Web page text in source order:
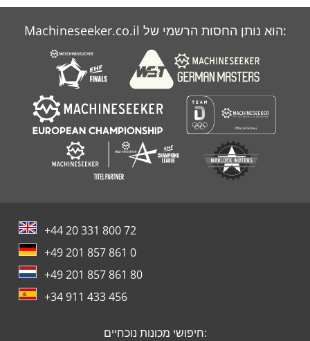
Machineseeker.co.il הוא נותן החסות הרשמי של:
+44 20 331 800 72
+49 201 857 861 0
+49 201 857 861 80
+34 911 433 456
חיפושי מכונות נוכחיים: